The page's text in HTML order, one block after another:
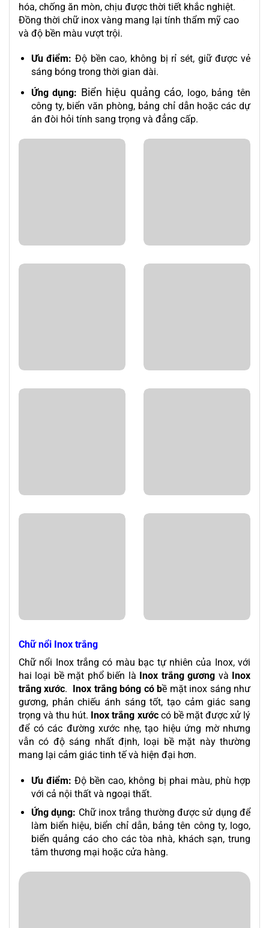
hóa, chống ăn mòn, chịu được thời tiết khắc nghiệt.
Đồng thời chữ inox vàng mang lại tính thẩm mỹ cao
và độ bền màu vượt trội.
Ưu điểm: Độ bền cao, không bị rỉ sét, giữ được vẻ
sáng bóng trong thời gian dài.
Ứng dụng: Biển hiệu quảng cáo, logo, bảng tên
công ty, biển văn phòng, bảng chỉ dẫn hoặc các dự
án đòi hỏi tính sang trọng và đẳng cấp.
Chữ nổi Inox trắng
Chữ nổi Inox trắng có màu bạc tự nhiên của Inox, với
hai loại bề mặt phổ biến là Inox trắng gương và Inox
trắng xước. Inox trắng bóng có bề mặt inox sáng như
gương, phản chiếu ánh sáng tốt, tạo cảm giác sang
trọng và thu hút. Inox trắng xướccó bề mặt được xử lý
để có các đường xước nhẹ, tạo hiệu ứng mờ nhưng
vẫn có độ sáng nhất định, loại bề mặt này thường
mang lại cảm giác tinh tế và hiện đại hơn.
Ưu điểm: Độ bền cao, không bị phai màu, phù hợp
với cả nội thất và ngoại thất.
Ứng dụng: Chữ inox trắng thường được sử dụng để
làm biển hiệu, biển chỉ dẫn, bảng tên công ty, logo,
biển quảng cáo cho các tòa nhà, khách sạn, trung
tâm thương mại hoặc cửa hàng.